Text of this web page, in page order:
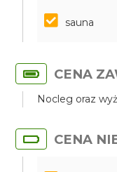
sauna
CENA
Nocleg oraz
CENA